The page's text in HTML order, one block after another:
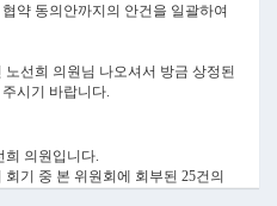
약 동의안까지의 안건을 일괄하여
선희 의원님 나오셔서 방금 상정된
시기 바랍니다.
희 의원입니다.
기 중 본 위원회에 회부된 25건의